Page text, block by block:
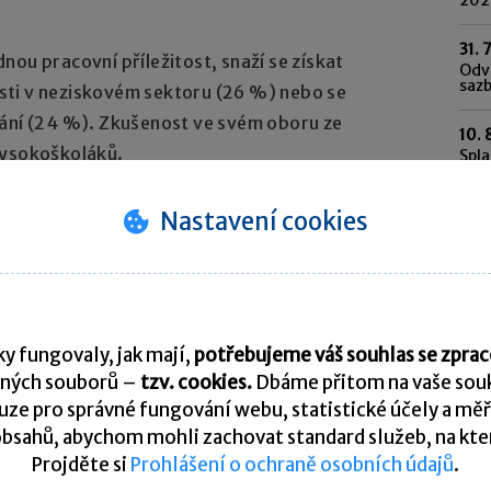
pracovní příležitost, snaží se získat
v neziskovém sektoru (26 %) nebo se
(24 %). Zkušenost ve svém oboru ze
do klína a snaží se pro svoji budoucnost
práci svých představ jako zaměstnanci,
budoucna
zůstat dva roky (14 %), tři roky (25 %)
studií. Chtějí nasbírat nejdříve
31.
10.
Nastavení cookies
fungovaly, jak mají, potřebujeme váš souhlas se
souborů – tzv. cookies. Dbáme přitom na vaše
pro správné fungování webu, statistické účely a
abychom mohli zachovat standard služeb, na
Projděte si Prohlášení o ochraně osobních údajů.